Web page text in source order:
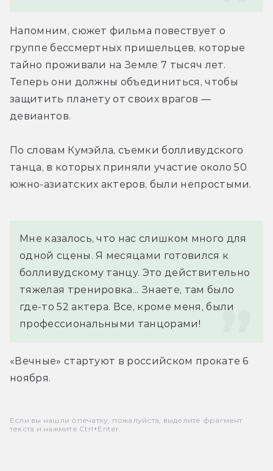
Напомним, сюжет фильма повествует о
группе бессмертных пришельцев, которые
тайно проживали на Земле 7 тысяч лет.
Теперь они должны объединиться, чтобы
защитить планету от своих врагов —
девиантов.
По словам Кумэйла, съемки болливудского
танца, в которых приняли участие около 50
южно-азиатских актеров, были непростыми.
Мне казалось, что нас слишком много для
одной сцены. Я месяцами готовился к
болливудскому танцу. Это действительно
тяжелая тренировка... Знаете, там было
где-то 52 актера. Все, кроме меня, были
профессиональными танцорами!
«Вечные» стартуют в российском прокате 6
ноября.
Если вы нашли опечатку, пожалуйста, выделите фрагмент
текста и нажмите Ctrl+Enter.